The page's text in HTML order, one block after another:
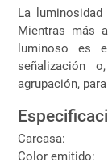
La
Mientras más
luminoso es
señalización
agrupación,
Carcasa:
Color emitido: